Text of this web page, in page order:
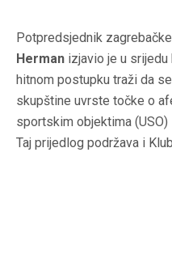
Potpredsjednik
Herman izjavio je u
hitnom postupku traži da
skupštine uvrste točke o
sportskim objektima
Taj prijedlog podržava i